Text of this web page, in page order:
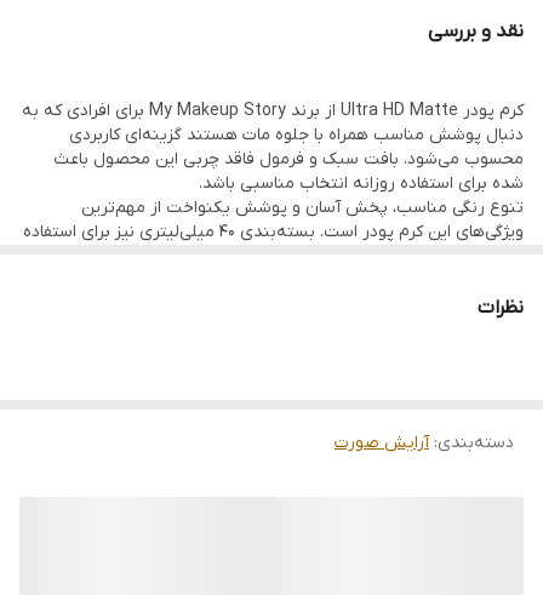
سنگینی روی پوست، پوشش مناسبی ایجاد شود. تنوع رنگی این
ویژگی‌ها:
• پوشش یکنواخت و طبیعی
• جلوه مات روی پوست
• فرمول فاقد چربی (Oil Free)
• مناسب استفاده روزانه
نقد و بررسی
کرم پودر Ultra HD Matte از برند My Makeup Story برای افرادی که به
دنبال پوشش مناسب همراه با جلوه مات هستند گزینه‌ای کاربردی
محسوب می‌شود. بافت سبک و فرمول فاقد چربی این محصول باعث
شده برای استفاده روزانه انتخاب مناسبی باشد.
تنوع رنگی مناسب، پخش آسان و پوشش یکنواخت از مهم‌ترین
ویژگی‌های این کرم پودر است. بسته‌بندی 40 میلی‌لیتری نیز برای استفاده
نظرات
دسته‌بندی:آرایش صورت